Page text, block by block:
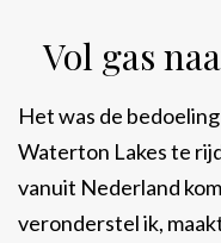
Vol gas
Het was de
Waterton Lakes te
vanuit Nederland
veronderstel ik,